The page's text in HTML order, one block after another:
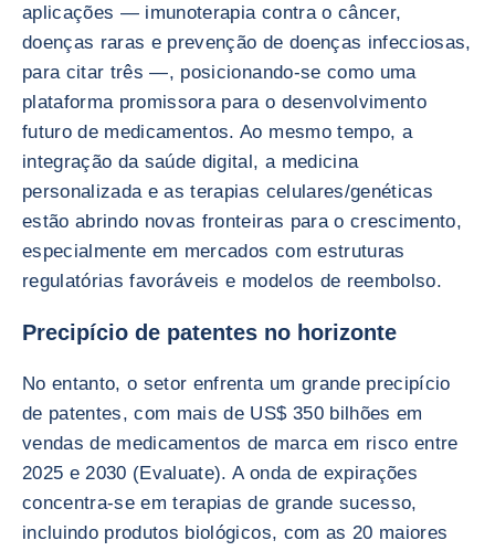
aplicações — imunoterapia contra o câncer,
doenças raras e prevenção de doenças infecciosas,
para citar três —, posicionando-se como uma
plataforma promissora para o desenvolvimento
futuro de medicamentos. Ao mesmo tempo, a
integração da saúde digital, a medicina
personalizada e as terapias celulares/genéticas
estão abrindo novas fronteiras para o crescimento,
especialmente em mercados com estruturas
regulatórias favoráveis e modelos de reembolso.
Precipício de patentes no horizonte
No entanto, o setor enfrenta um grande precipício
de patentes, com mais de US$ 350 bilhões em
vendas de medicamentos de marca em risco entre
2025 e 2030 (Evaluate). A onda de expirações
concentra-se em terapias de grande sucesso,
incluindo produtos biológicos, com as 20 maiores